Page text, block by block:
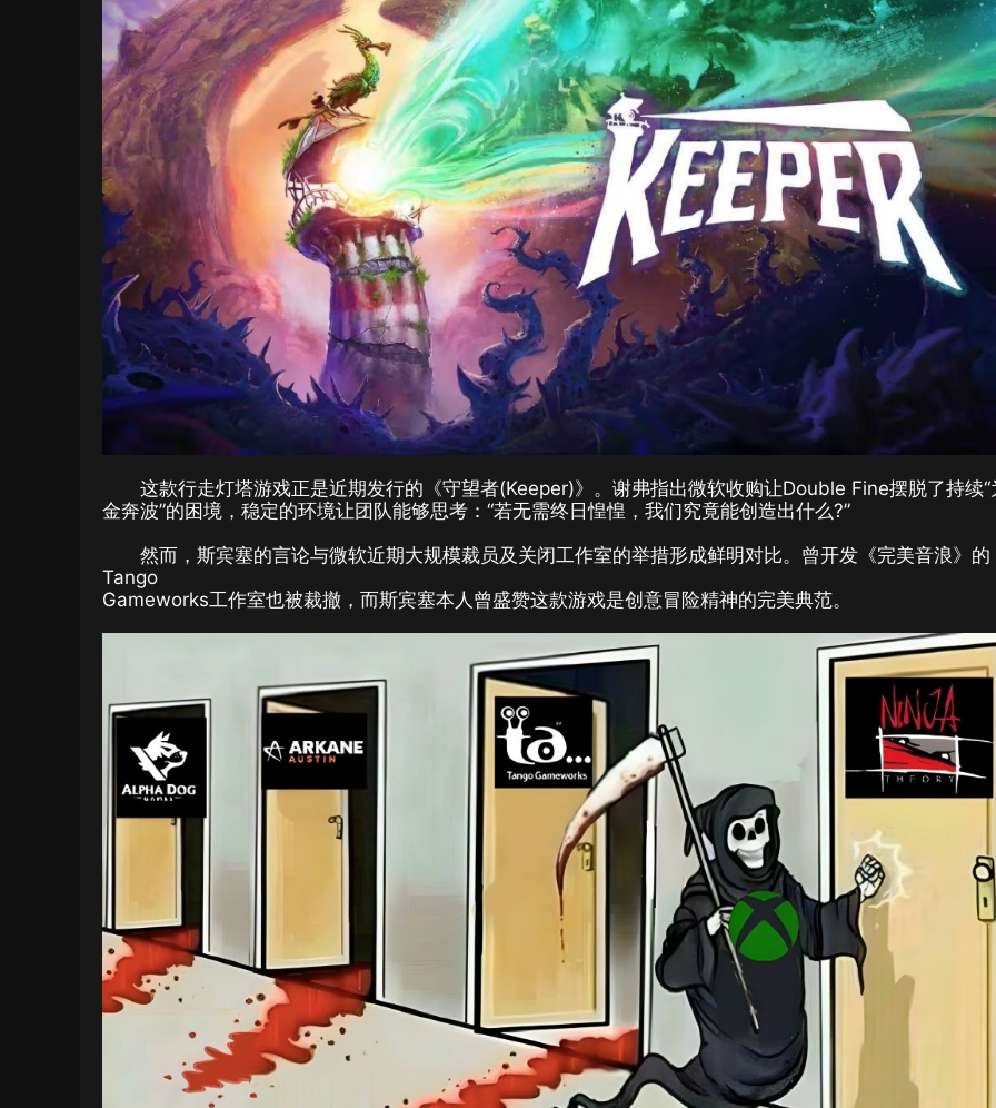
这款行走灯塔游戏正是近期发行的《守望者(Keeper)》。谢弗指出微软收购让Double Fine摆脱了持续“
金奔波”的困境，稳定的环境让团队能够思考：“若无需终日惶惶，我们究竟能创造出什么?”
然而，斯宾塞的言论与微软近期大规模裁员及关闭工作室的举措形成鲜明对比。曾开发《完美音浪》的
Tango
Gameworks工作室也被裁撤，而斯宾塞本人曾盛赞这款游戏是创意冒险精神的完美典范。